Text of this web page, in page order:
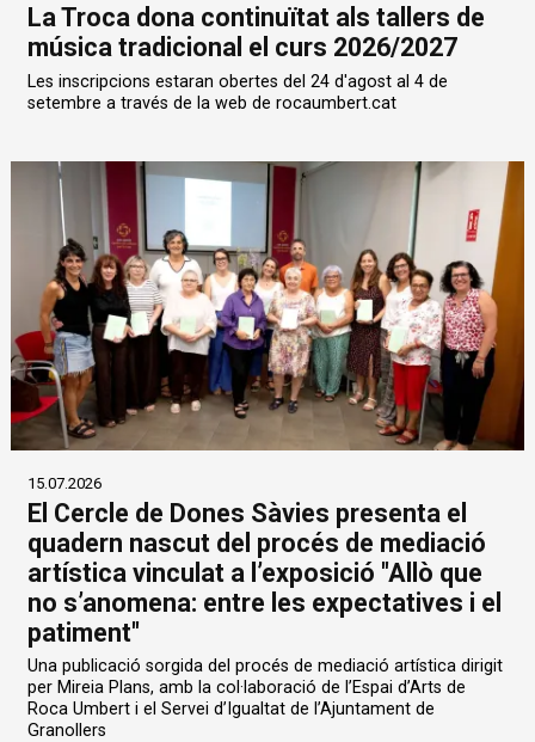
La Troca dona continuïtat als tallers de
música tradicional el curs 2026/2027
Les inscripcions estaran obertes del 24 d'agost al 4 de
setembre a través de la web de rocaumbert.cat
15.07.2026
El Cercle de Dones Sàvies presenta el
quadern nascut del procés de mediació
artística vinculat a l’exposició "Allò que
no s’anomena: entre les expectatives i el
patiment"
Una publicació sorgida del procés de mediació artística dirigit
per Mireia Plans, amb la col·laboració de l’Espai d’Arts de
Roca Umbert i el Servei d’Igualtat de l’Ajuntament de
Granollers